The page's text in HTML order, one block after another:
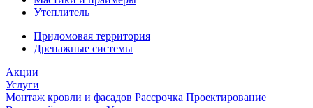
Утеплитель
Придомовая территория
Дренажные системы
Акции
Услуги
Монтаж кровли и фасадов Рассрочка Проектирование